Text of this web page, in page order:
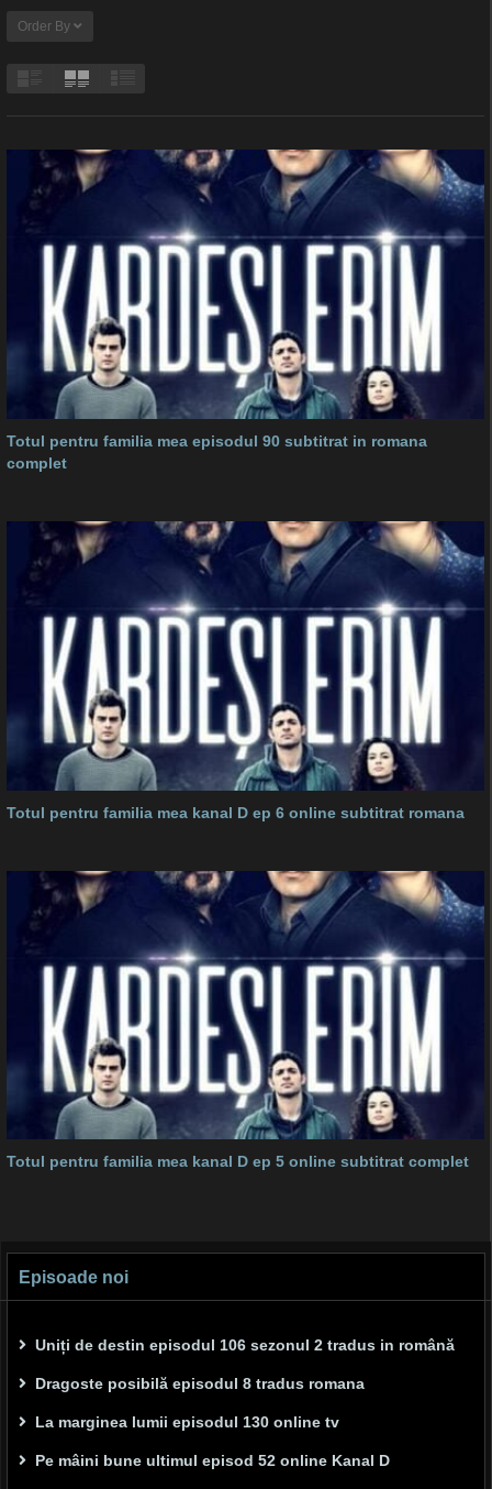
Order By
Totul pentru familia mea episodul 90 subtitrat in romana
complet
Totul pentru familia mea kanal D ep 6 online subtitrat romana
Totul pentru familia mea kanal D ep 5 online subtitrat complet
Episoade noi
Uniți de destin episodul 106 sezonul 2 tradus in română
Dragoste posibilă episodul 8 tradus romana
La marginea lumii episodul 130 online tv
Pe mâini bune ultimul episod 52 online Kanal D